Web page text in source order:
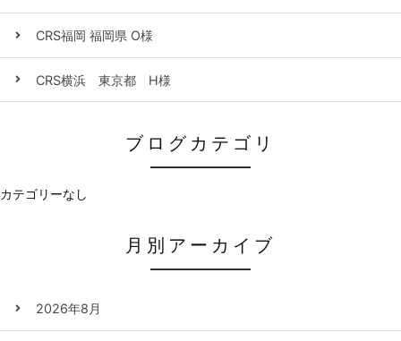
CRS福岡 福岡県 O様
CRS横浜 東京都 H様
ブログカテゴリ
カテゴリーなし
月別アーカイブ
2026年8月